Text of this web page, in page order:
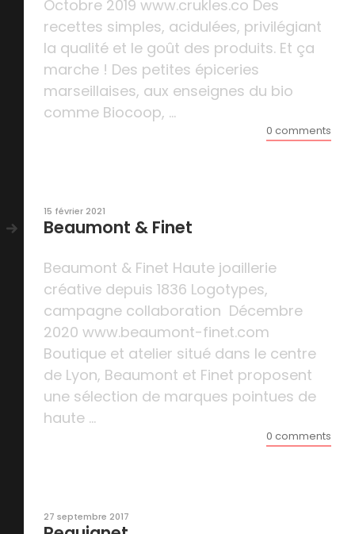
Octobre 2019 www.crukles.co Des
recettes simples, acidulées, privilégiant
la qualité et le goût des produits. Et ça
marche ! Des petites épiceries
marseillaises, aux enseignes du bio
comme Biocoop, ...
0 comments
15 février 2021
Beaumont & Finet
Beaumont & Finet Haute joaillerie
créative depuis 1836 Logotypes,
campagne collaboration Décembre
2020 www.beaumont-finet.com
Boutique et atelier situé dans le centre
de Lyon, Beaumont et Finet proposent
une sélection de marques pointues de
haute ...
0 comments
27 septembre 2017